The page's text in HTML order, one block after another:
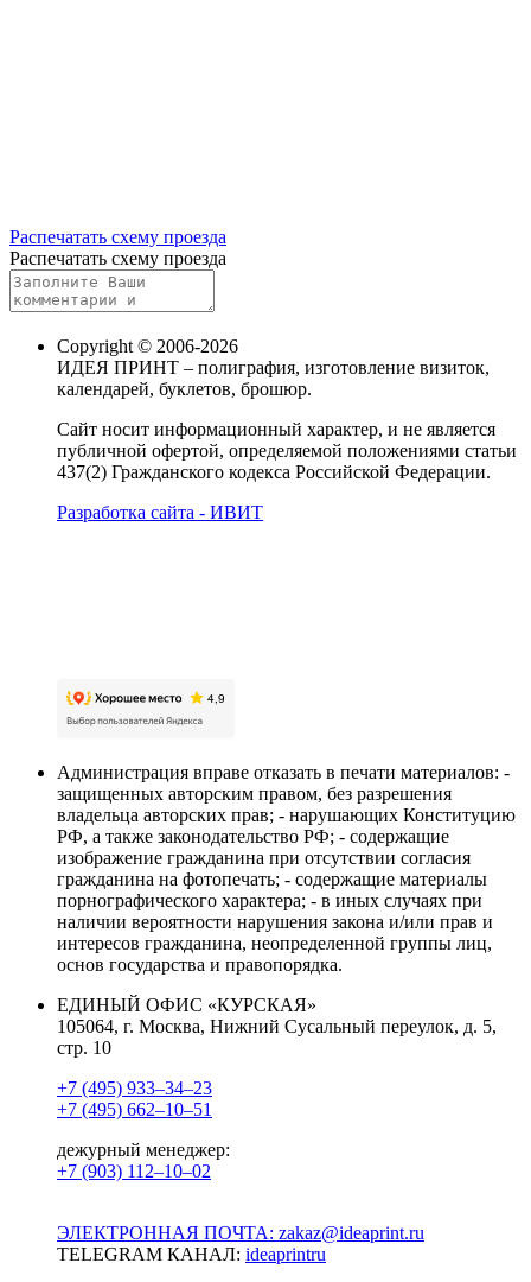
Распечатать схему проезда
Распечатать схему проезда
Copyright © 2006-2026
ИДЕЯ ПРИНТ – полиграфия, изготовление визиток,
календарей, буклетов, брошюр.
Сайт носит информационный характер, и не является
публичной офертой, определяемой положениями статьи
437(2) Гражданского кодекса Российской Федерации.
Разработка сайта - ИВИТ
Администрация вправе отказать в печати материалов: -
защищенных авторским правом, без разрешения
владельца авторских прав; - нарушающих Конституцию
РФ, а также законодательство РФ; - содержащие
изображение гражданина при отсутствии согласия
гражданина на фотопечать; - содержащие материалы
порнографического характера; - в иных случаях при
наличии вероятности нарушения закона и/или прав и
интересов гражданина, неопределенной группы лиц,
основ государства и правопорядка.
ЕДИНЫЙ ОФИС «КУРСКАЯ»
105064, г. Москва, Нижний Сусальный переулок, д. 5,
стр. 10
+7 (495) 933–34–23
+7 (495) 662–10–51
дежурный менеджер:
+7 (903) 112–10–02
ЭЛЕКТРОННАЯ ПОЧТА: zakaz@ideaprint.ru
TELEGRAM КАНАЛ: ideaprintru